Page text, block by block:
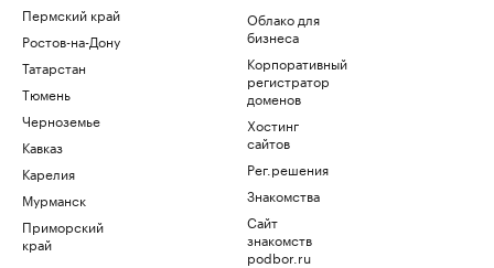
Пермский край
Ростов-на-Дону
Татарстан
Тюмень
Черноземье
Кавказ
Карелия
Мурманск
Приморский
край
Облако для
бизнеса
Корпоративный
регистратор
доменов
Хостинг
сайтов
Рег.решения
Знакомства
Сайт
знакомств
podbor.ru